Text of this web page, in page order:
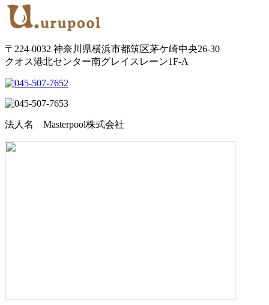
〒224-0032 神奈川県横浜市都筑区茅ケ崎中央26-30
クオス港北センター南グレイスレーン1F‐A
法人名 Masterpool株式会社